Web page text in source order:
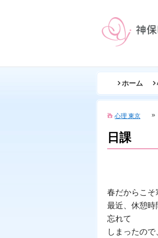
ホーム
心理 東京
日課
春だからこ
最近、休憩
忘れて
しまったの